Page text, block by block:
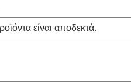
είναι αποδεκτά.